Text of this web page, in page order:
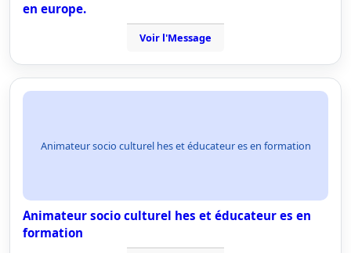
en europe.
Voir l'Message
Animateur socio culturel hes et éducateur es en formation
Animateur socio culturel hes et éducateur es en
formation